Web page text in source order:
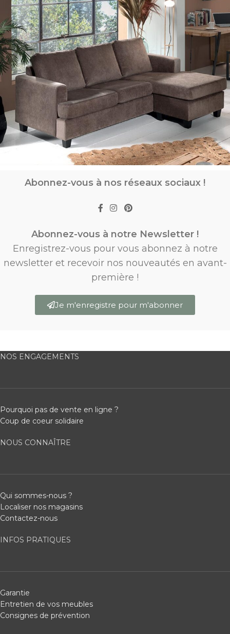
Abonnez-vous à nos réseaux sociaux !
Abonnez-vous à notre Newsletter !
Enregistrez-vous pour vous abonnez à notre
newsletter et recevoir nos nouveautés en avant-
première !
Je m'enregistre pour m'abonner
NOS ENGAGEMENTS
Pourquoi pas de vente en ligne ?
Coup de coeur solidaire
NOUS CONNAÎTRE
Qui sommes-nous ?
Localiser nos magasins
Contactez-nous
INFOS PRATIQUES
Garantie
Entretien de vos meubles
Consignes de prévention